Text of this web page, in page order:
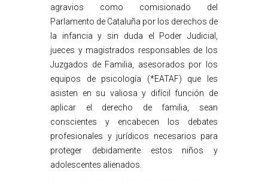
agravios como comisionado del
Parlamento de Cataluña por los derechos de
la infancia y sin duda el Poder Judicial,
jueces y magistrados responsables de los
Juzgados de Familia, asesorados por los
equipos de psicología (*EATAF) que les
asisten en su valiosa y difícil función de
aplicar el derecho de familia, sean
conscientes y encabecen los debates
profesionales y jurídicos necesarios para
proteger debidamente estos niños y
adolescentes alienados.